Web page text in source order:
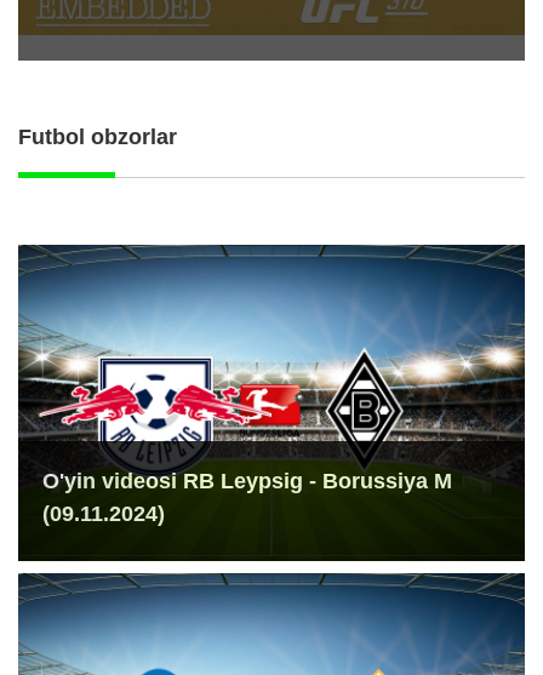
Futbol obzorlar
O'yin videosi RB Leypsig - Borussiya M
(09.11.2024)